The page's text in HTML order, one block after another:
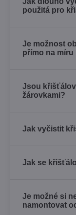
použitá pro
Je možnost
přímo na míru
Jsou
žárovkami?
Jak vyčistit
Jak se
Je možné si
namontovat